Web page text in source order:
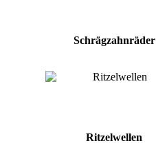
Schrägzahnräder
Ritzelwellen